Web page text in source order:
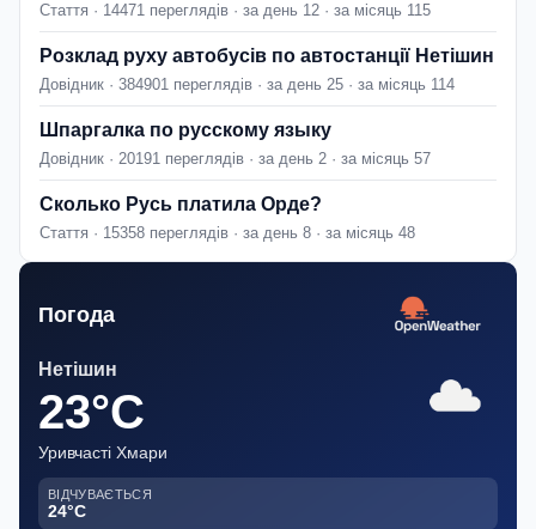
Стаття · 14471 переглядів · за день 12 · за місяць 115
Розклад руху автобусів по автостанції Нетішин
Довідник · 384901 переглядів · за день 25 · за місяць 114
Шпаргалка по русскому языку
Довідник · 20191 переглядів · за день 2 · за місяць 57
Сколько Русь платила Орде?
Стаття · 15358 переглядів · за день 8 · за місяць 48
Погода
Нетішин
23°C
Уривчасті Хмари
ВІДЧУВАЄТЬСЯ
24°C